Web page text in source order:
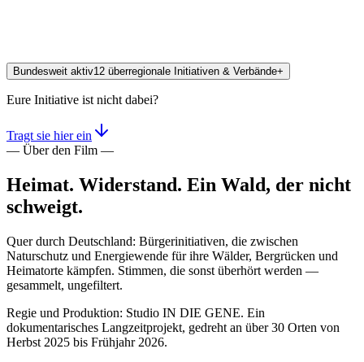
Bundesweit aktiv12 überregionale Initiativen & Verbände+
Eure Initiative ist nicht dabei?
Tragt sie hier ein
— Über den Film —
Heimat. Widerstand. Ein Wald, der nicht
schweigt.
Quer durch Deutschland: Bürgerinitiativen, die zwischen
Naturschutz und Energiewende für ihre Wälder, Bergrücken und
Heimatorte kämpfen. Stimmen, die sonst überhört werden —
gesammelt, ungefiltert.
Regie und Produktion: Studio IN DIE GENE. Ein
dokumentarisches Langzeitprojekt, gedreht an über 30 Orten von
Herbst 2025 bis Frühjahr 2026.